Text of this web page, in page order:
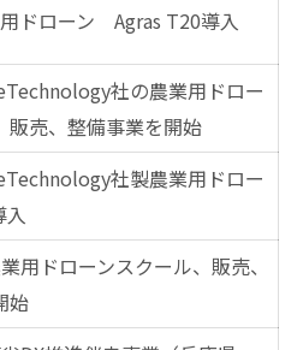
ドローン Agras T20導入
社の農業用ドロー
販売、整備事業を開始
社製農業用ドロー
ドローンスクール、販売、
始